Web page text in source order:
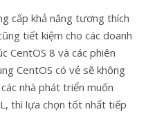
cấp khả năng tương thích
tiết kiệm cho các doanh
CentOS 8 và các phiên
CentOS có vẻ sẽ không
nhà phát triển muốn
thì lựa chọn tốt nhất tiếp